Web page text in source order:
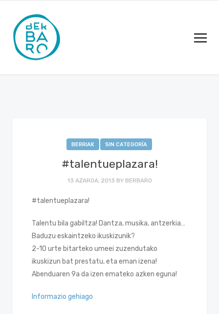
BERRIAK SIN CATEGORÍA
#talentueplazara!
13 AZAROA, 2013 BY BERBARO
#talentueplazara!
Talentu bila gabiltza! Dantza, musika, antzerkia…
Baduzu eskaintzeko ikuskizunik?
2-10 urte bitarteko umeei zuzendutako
ikuskizun bat prestatu, eta eman izena!
Abenduaren 9a da izen emateko azken eguna!
Informazio gehiago